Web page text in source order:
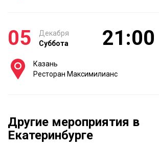
05
Декабря
Суббота
21:00
Казань
Ресторан Максимилианс
Другие мероприятия в
Екатеринбурге